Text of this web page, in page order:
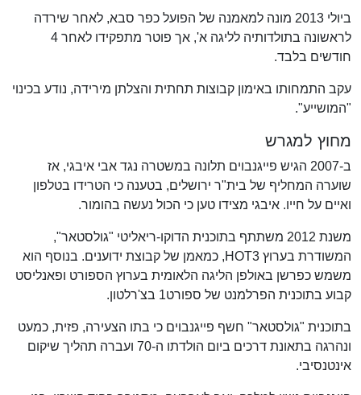
ביולי 2013 מונה למאמנה של הפועל כפר סבא, לאחר שירדה
לראשונה בתולדותיה לליגה א', אך פוטר מתפקידו לאחר 4
חודשים בלבד.
עקב התמחותו באימון קבוצות תחתית והצלתן מירידה, נודע בכינוי
"המושייע".
מחוץ למגרש
ב-2007 הגיש פייגנבוים תלונה במשטרה נגד אבי איבגי, אז
שוערה המחליף של בית"ר ירושלים, בטענה כי הטרידו בטלפון
ואיים על חייו. איבגי מצידו טען כי הכול נעשה בהומור.
משנת 2012 משתתף בתוכנית הדוקו-ריאליטי "גולסטאר",
המשודרת בערוץ HOT3, כמאמן של קבוצת ידוענים. בנוסף הוא
משמש כפרשן באולפן הליגה הלאומית בערוץ הספורט ופאנליסט
קבוע בתוכנית הפרלמנט של ספורט1 בצ'רלטון.
בתוכנית "גולסטאר" חשף פייגנבוים כי בתו הצעירה, פזית, כמעט
ונהרגה בתאונת דרכים ביום הולדתו ה-70 ועברה תהליך שיקום
אינטנסיבי.